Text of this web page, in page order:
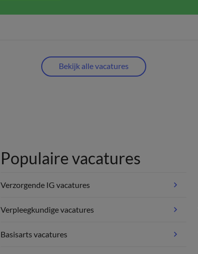
Bekijk alle vacatures
Populaire vacatures
Verzorgende IG vacatures
Verpleegkundige vacatures
Basisarts vacatures